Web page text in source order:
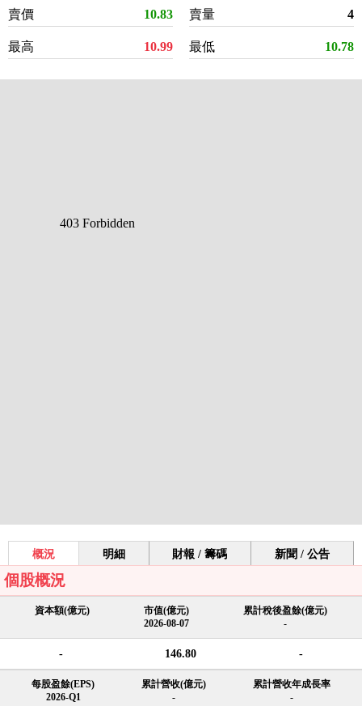
賣價 10.83
最高 10.99
賣量 4
最低 10.78
概況 明細 財報 / 籌碼 新聞 / 公告
個股概況
資本額(億元)
市值(億元)
2026-08-07
累計稅後盈餘(億元)
-
- 146.80 -
每股盈餘(EPS)
2026-Q1
累計營收(億元)
-
累計營收年成長率
-